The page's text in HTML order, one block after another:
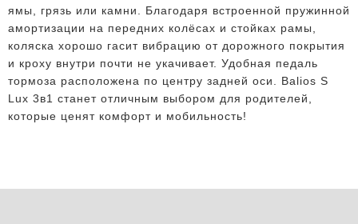
ямы, грязь или камни. Благодаря встроенной пружинной
амортизации на передних колёсах и стойках рамы,
коляска хорошо гасит вибрацию от дорожного покрытия
и кроху внутри почти не укачивает. Удобная педаль
тормоза расположена по центру задней оси. Balios S
Lux 3в1 станет отличным выбором для родителей,
которые ценят комфорт и мобильность!